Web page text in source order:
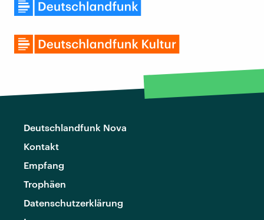
Deutschlandfunk Nova
Kontakt
Empfang
Trophäen
Datenschutzerklärung